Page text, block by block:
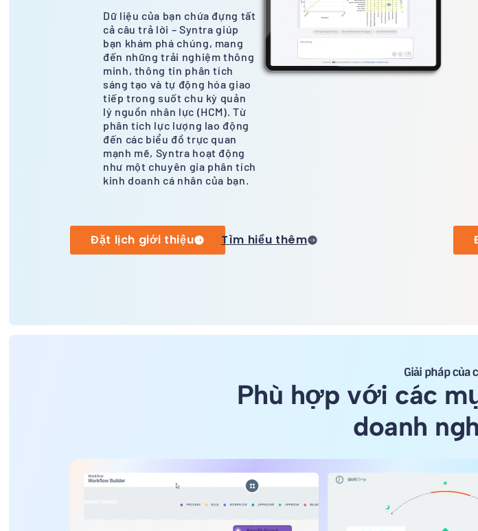
Dữ liệu của bạn chứa đựng tất
cả câu trả lời – Syntra giúp
bạn khám phá chúng, mang
đến những trải nghiệm thông
minh, thông tin phân tích
sáng tạo và tự động hóa giao
tiếp trong suốt chu kỳ quản
lý nguồn nhân lực (HCM). Từ
phân tích lực lượng lao động
đến các biểu đồ trực quan
mạnh mẽ, Syntra hoạt động
như một chuyên gia phân tích
kinh doanh cá nhân của bạn.
Đặt lịch giới thiệu Tìm hiểu thêm
Giải pháp của
Phù hợp với các
doanh